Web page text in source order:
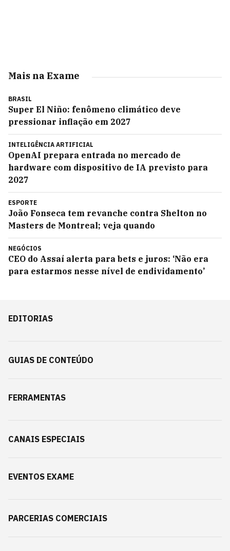
Mais na Exame
BRASIL
Super El Niño: fenômeno climático deve
pressionar inflação em 2027
INTELIGÊNCIA ARTIFICIAL
OpenAI prepara entrada no mercado de
hardware com dispositivo de IA previsto para
2027
ESPORTE
João Fonseca tem revanche contra Shelton no
Masters de Montreal; veja quando
NEGÓCIOS
CEO do Assaí alerta para bets e juros: ‘Não era
para estarmos nesse nível de endividamento’
EDITORIAS
GUIAS DE CONTEÚDO
FERRAMENTAS
CANAIS ESPECIAIS
EVENTOS EXAME
PARCERIAS COMERCIAIS